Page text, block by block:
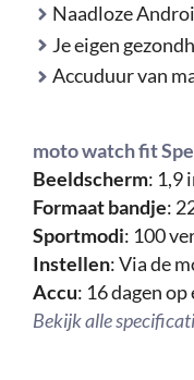
Naadloze
Je eigen
Accuduur van
moto watch fit
Beeldscherm: 1,9
Formaat bandje:
Sportmodi: 100
Instellen: Via de
Accu: 16 dagen op
Bekijk alle